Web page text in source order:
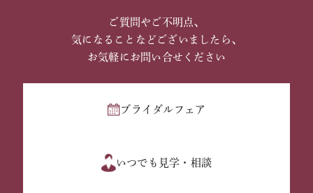
ご質問やご不明点、
気になることなどございましたら、
お気軽にお問い合せください
ブライダルフェア
いつでも見学・相談